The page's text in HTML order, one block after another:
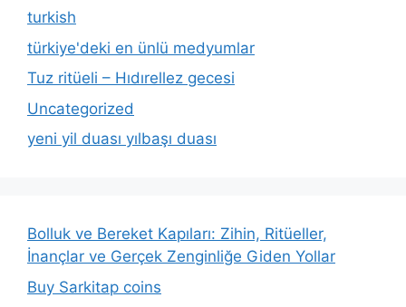
turkish
türkiye'deki en ünlü medyumlar
Tuz ritüeli – Hıdırellez gecesi
Uncategorized
yeni yil duası yılbaşı duası
Bolluk ve Bereket Kapıları: Zihin, Ritüeller,
İnançlar ve Gerçek Zenginliğe Giden Yollar
Buy Sarkitap coins